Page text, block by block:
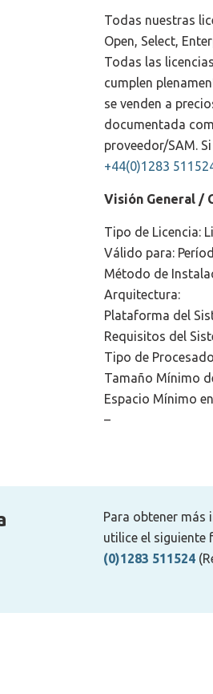
Todas nuestras
Open, Select,
Todas las
cumplen
se venden a
documentada
proveedor/SAM.
+44(0)1283
Visión General /
Tipo de Licencia:
Válido para:
Método de
Arquitectura:
Plataforma del
Requisitos del
Tipo de
Tamaño Mínimo
Espacio Mínimo
–
Para obtener más
utilice el
(0)1283 511524